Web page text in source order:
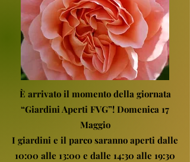
È arrivato il momento della giornata
“Giardini Aperti FVG”! Domenica 17
Maggio
I giardini e il parco saranno aperti dalle
10:00 alle 13:00 e dalle 14:30 alle 19:30